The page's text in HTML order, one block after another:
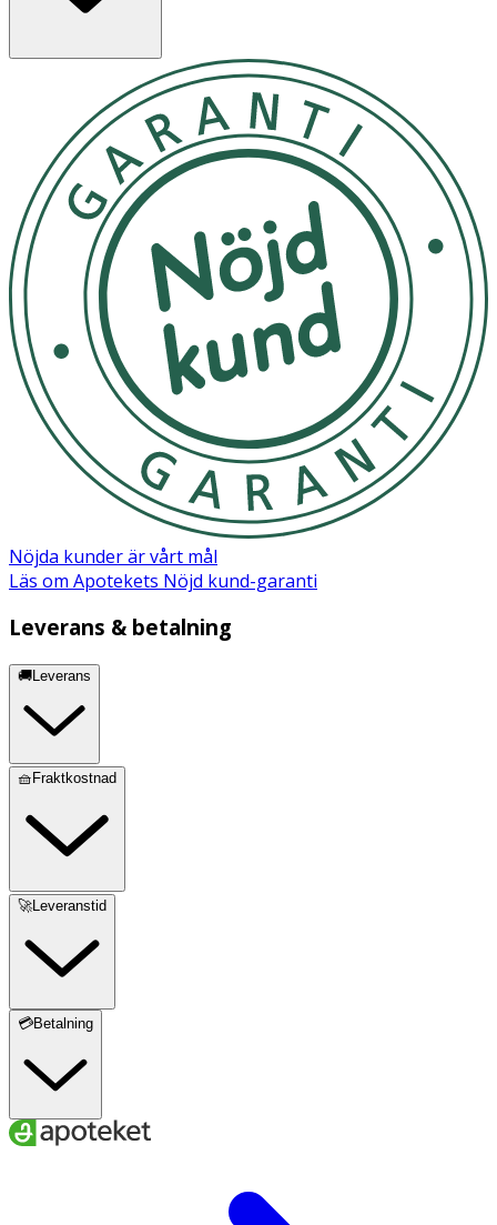
Nöjda kunder är vårt mål
Läs om Apotekets Nöjd kund-garanti
Leverans & betalning
🚚Leverans
🧺Fraktkostnad
🚀Leveranstid
💳Betalning